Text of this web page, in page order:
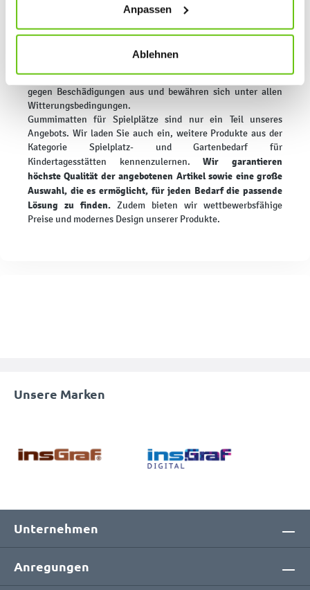
jederzeit ändern, indem Sie auf die Schaltfläche unten
links klicken. Weitere Informationen zur Datennutzung
Anpassen
Ablehnen
ein, unser Angebot näher kennenzulernen.
Spielplätze, die so konzipiert wurden, dass sie maximale
Sicherheit für Kinder während des Spielens gewährleisten.
Oberflächen zeichnen sich durch hohe Widerstandsfähigkeit
gegen Beschädigungen aus und bewähren sich unter allen
Witterungsbedingungen.
Gummimatten für Spielplätze sind nur ein Teil unseres
Angebots. Wir laden Sie auch ein, weitere Produkte aus der
Kategorie Spielplatz- und Gartenbedarf für
Kindertagesstätten kennenzulernen.Wir garantieren
höchste Qualität der angebotenen Artikel sowie eine große
Auswahl, die es ermöglicht, für jeden Bedarf die passende
Lösung zu finden. Zudem bieten wir wettbewerbsfähige
Preise und modernes Design unserer Produkte.
Unsere Marken
Unternehmen
Anregungen